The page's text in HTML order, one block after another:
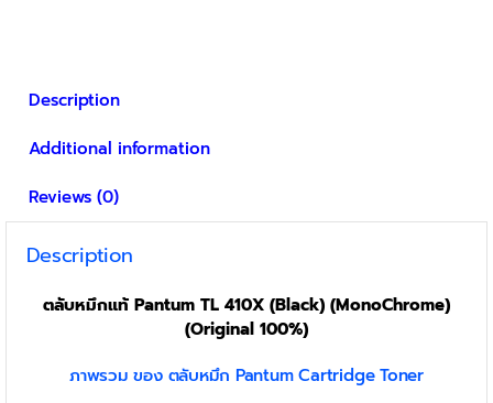
Description
Additional information
Reviews (0)
Description
ตลับหมึกแท้ Pantum TL 410X (Black) (MonoChrome)
(Original 100%)
ภาพรวม ของ ตลับหมึก Pantum Cartridge Toner